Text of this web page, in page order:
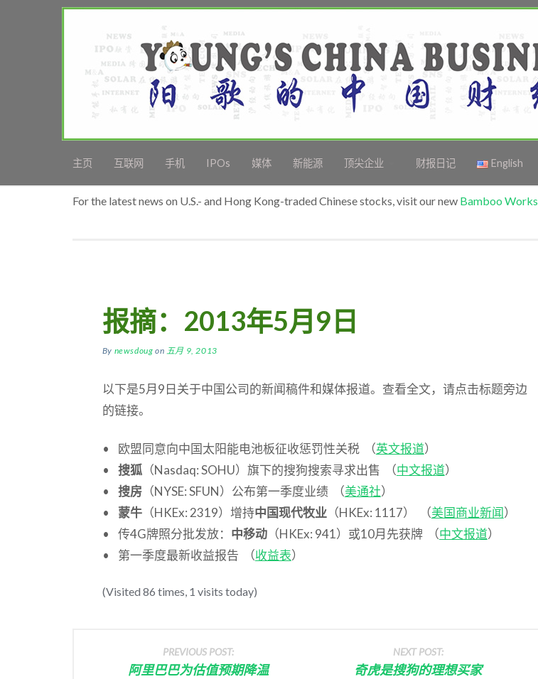
主页 互联网 手机 IPOs 媒体 新能源 顶尖企业 财报日记 English
For the latest news on U.S.- and Hong Kong-traded Chinese stocks, visit our new Bamboo Works
报摘：2013年5月9日
By newsdoug on 五月 9, 2013
以下是5月9日关于中国公司的新闻稿件和媒体报道。查看全文，请点击标题旁边
的链接。
• 欧盟同意向中国太阳能电池板征收惩罚性关税 （英文报道）
• 搜狐（Nasdaq: SOHU）旗下的搜狗搜索寻求出售 （中文报道）
• 搜房（NYSE: SFUN）公布第一季度业绩 （美通社）
• 蒙牛（HKEx: 2319）增持中国现代牧业（HKEx: 1117） （美国商业新闻）
• 传4G牌照分批发放： 中移动（HKEx: 941）或10月先获牌 （中文报道）
• 第一季度最新收益报告 （收益表）
(Visited 86 times, 1 visits today)
PREVIOUS POST:
阿里巴巴为估值预期降温
NEXT POST:
奇虎是搜狗的理想买家